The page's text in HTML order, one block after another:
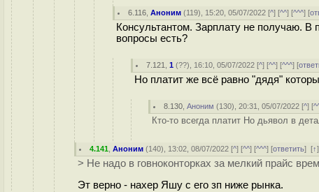
6.116 ,Аноним (119), 15:20, 05/07/2022 [^] [^^] [^^^] [
Консультантом. Зарплату не получаю. В
вопросы есть?
7.121 ,1 (??), 16:10, 05/07/2022 [^] [^^] [^^^] [
Но платит же всё равно "дядя"
8.130 ,Аноним (130), 20:31, 05/07/2022 [^] [
Кто-то всегда платит Но дьявол в
4.141 ,Аноним (140), 13:02, 08/07/2022 [^] [^^] [^^^] [ответить][↑
> Не надо в говноконторках за мелкий прайс
Эт верно - нахер Яшу с его зп ниже рынка.